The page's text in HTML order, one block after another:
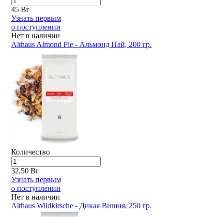
45 Br
Узнать первым
о поступлении
Нет в наличии
Althaus Almond Pie - Альмонд Пай, 200 гр.
Количество
32,50 Br
Узнать первым
о поступлении
Нет в наличии
Althaus Wildkirsche - Дикая Вишня, 250 гр.